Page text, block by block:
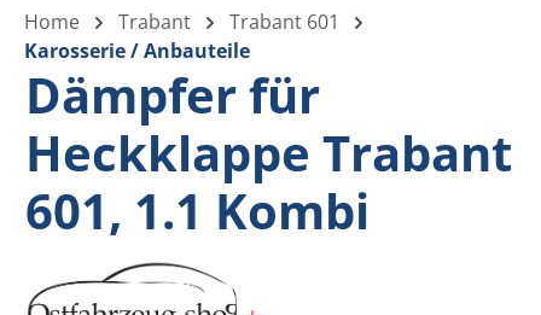
Home Trabant
Trabant 601
Karosserie / Anbauteile
Dämpfer für
Heckklappe Trabant
601, 1.1 Kombi